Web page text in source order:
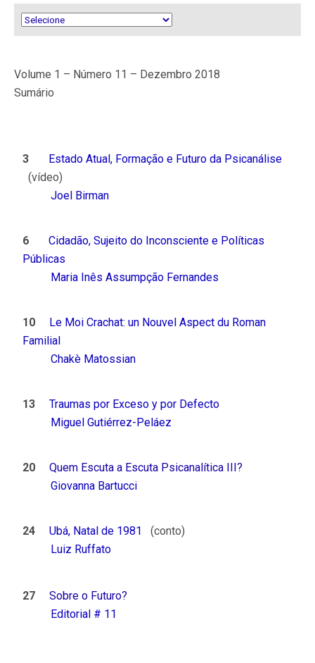
Volume 1 – Número 11 – Dezembro 2018
Sumário
3
Estado Atual, Formação e Futuro da Psicanálise
(vídeo)
Joel Birman
6
Cidadão, Sujeito do Inconsciente e Políticas
Públicas
Maria Inês Assumpção Fernandes
10
Le Moi Crachat: un Nouvel Aspect du Roman
Familial
Chakè Matossian
13
Traumas por Exceso y por Defecto
Miguel Gutiérrez-Peláez
20
Quem Escuta a Escuta Psicanalítica III?
Giovanna Bartucci
24 Ubá, Natal de 1981
(conto)
Luiz Ruffato
27
Sobre o Futuro?
Editorial # 11